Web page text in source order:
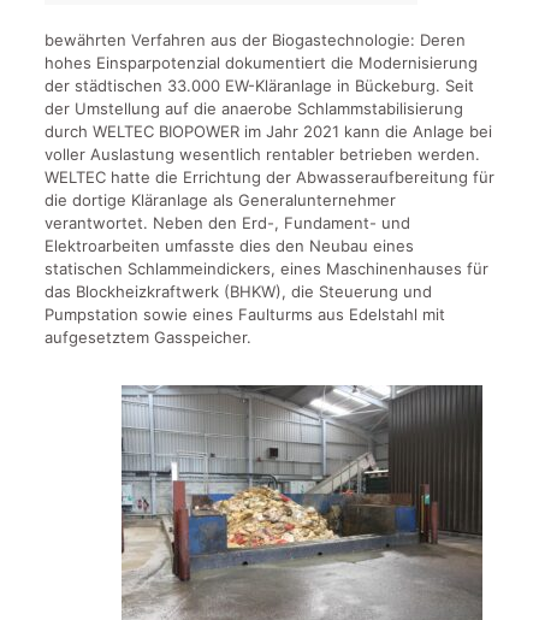
bewährten Verfahren aus der Biogastechnologie: Deren
hohes Einsparpotenzial dokumentiert die Modernisierung
der städtischen 33.000 EW-Kläranlage in Bückeburg. Seit
der Umstellung auf die anaerobe Schlammstabilisierung
durch WELTEC BIOPOWER im Jahr 2021 kann die Anlage bei
voller Auslastung wesentlich rentabler betrieben werden.
WELTEC hatte die Errichtung der Abwasseraufbereitung für
die dortige Kläranlage als Generalunternehmer
verantwortet. Neben den Erd-, Fundament- und
Elektroarbeiten umfasste dies den Neubau eines
statischen Schlammeindickers, eines Maschinenhauses für
das Blockheizkraftwerk (BHKW), die Steuerung und
Pumpstation sowie eines Faulturms aus Edelstahl mit
aufgesetztem Gasspeicher.